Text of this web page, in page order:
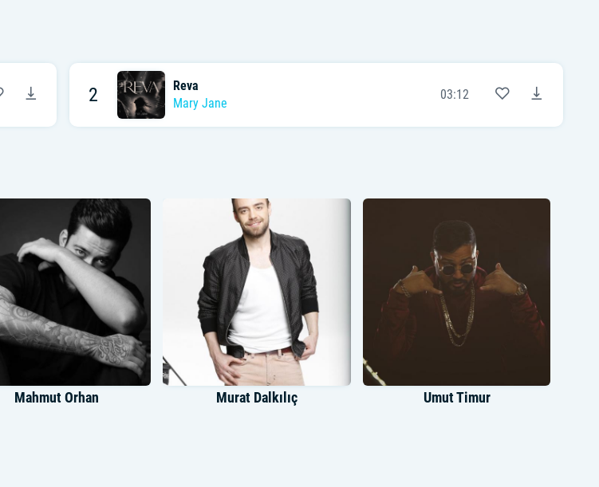
2
Reva
Mary Jane
03:12
Mahmut Orhan Murat Dalkılıç Umut Timur